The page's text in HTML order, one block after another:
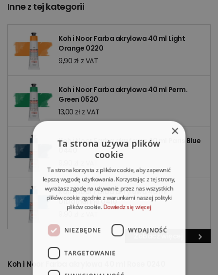
Inne z tej kategorii
Koh i Noor Farba akrylowa 40 ml Light
Orange 0220
9,90 zł z VAT
Koh i Noor Farba akrylowa 40 ml Perm.
Green 0520
13,00 zł z VAT
Koh i Noor Farba akrylowa 40 ml Paris Blue
Koh i Noor Farba akrylowa 40 ml
Ultramarine 0410
Zobacz więcej
Koh i Noor Farba akrylowa 40 ml Rose 0240
×
Ta strona używa plików
cookie
Ta strona korzysta z plików cookie, aby zapewnić
lepszą wygodę użytkowania. Korzystając z tej strony,
wyrażasz zgodę na używanie przez nas wszystkich
plików cookie zgodnie z warunkami naszej polityki
plików cookie.Dowiedz się więcej
NIEZBĘDNE WYDAJNOŚĆ
TARGETOWANIE